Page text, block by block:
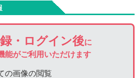
・ログイン後に
能がご利用いただけます
の画像の閲覧